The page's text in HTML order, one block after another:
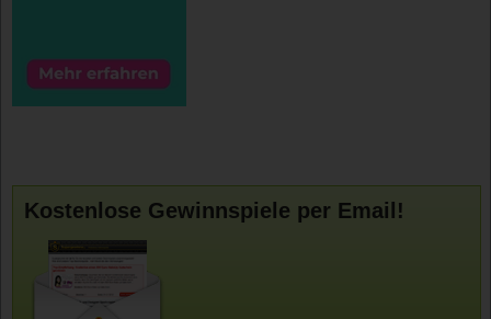
Kostenlose Gewinnspiele per Email!